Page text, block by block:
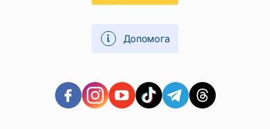
Допомога